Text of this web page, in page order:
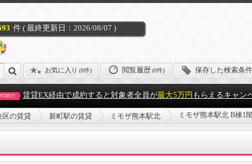
件 ( 最終更新日：2026/08/07 )
お気に入り (0件) 閲覧履歴(0件) 保存した検索条件
POINT! 賃貸EX経由で成約すると対象者全員が最大5万円 もらえるキャン
区の賃貸 新町駅の賃貸 ミモザ熊本駅北 ミモザ熊本駅北 B棟1